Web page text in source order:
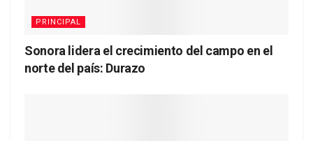
PRINCIPAL
Sonora lidera el crecimiento del campo en el
norte del país: Durazo